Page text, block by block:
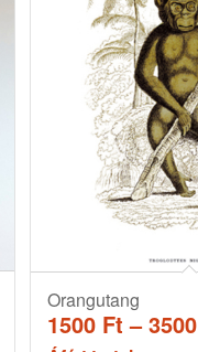
Orangutang
1500 Ft – 3500